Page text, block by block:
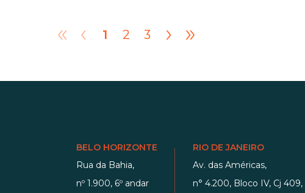
« ‹ 1 2 3 › »
BELO HORIZONTE
Rua da Bahia,
nº 1.900, 6º andar
RIO DE JANEIRO
Av. das Américas,
n° 4.200, Bloco IV, Cj 409,